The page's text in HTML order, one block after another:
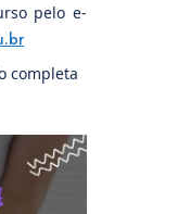
pelo e-
completa